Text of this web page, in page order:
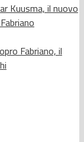
Kuusma, il nuovo
Fabriano, il